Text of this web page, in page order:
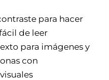
para hacer
de leer
para imágenes y
con